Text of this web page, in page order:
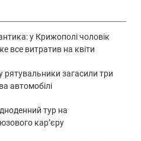
у Крижополі чоловік
все витратив на квіти
рятувальники загасили три
автомобілі
тур на
кар’єру